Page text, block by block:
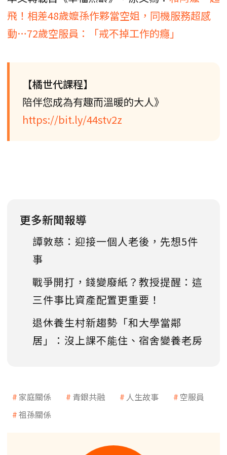
飛！相差48歲嬤孫作夥當空姐，同機服務超感
動…72歲空服員：「戒不掉工作的癮」
【橘世代課程】
陪伴您成為有趣而溫暖的大人》
https://bit.ly/44stv2z
更多新聞報導
譚敦慈：迎接一個人老後，先想5件
事
戰爭開打，錢變廢紙？教授提醒：這
三件事比資產配置更重要！
退休養生村新趨勢「和大學當鄰
居」：沒上課不能住、宿舍變養老房
家庭關係 青銀共融 人生故事
空服員
祖孫關係